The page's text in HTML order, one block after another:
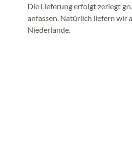
Die Lieferung erfolgt zerlegt
anfassen. Natürlich liefern wir
Niederlande.